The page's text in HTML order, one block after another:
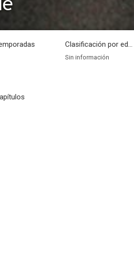
Clasificación por edades
Sin información